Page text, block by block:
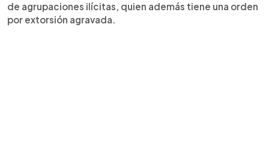
de agrupaciones ilícitas, quien además tiene una orden
por extorsión agravada.